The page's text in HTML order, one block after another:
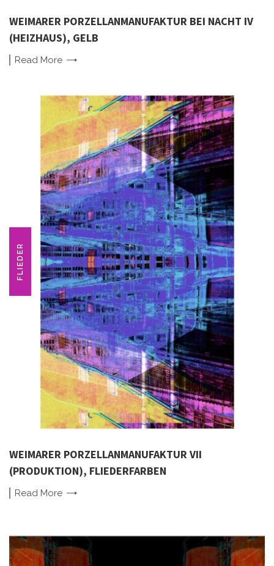
WEIMARER PORZELLANMANUFAKTUR BEI NACHT IV
(HEIZHAUS), GELB
Read More
FLIEDER
WEIMARER PORZELLANMANUFAKTUR VII
(PRODUKTION), FLIEDERFARBEN
Read More